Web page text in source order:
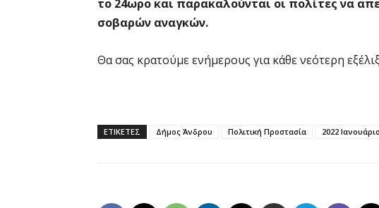
το 24ωρο και παρακαλούνται οι πολίτες να
σοβαρών αναγκών.
Θα σας κρατούμε ενήμερους για κάθε νεότερη
ΕΤΙΚΕΤΕΣ Δήμος Άνδρου Πολιτική Προστασία 2022